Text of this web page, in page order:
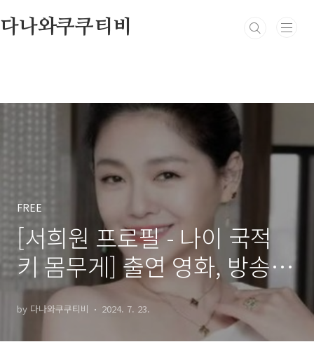
다나와쿠쿠티비
FREE
[서희원 프로필 - 나이 국적
키 몸무게] 출연 영화, 방송
드라마, 남편 구준엽
by 다나와쿠쿠티비 2024. 7. 23.